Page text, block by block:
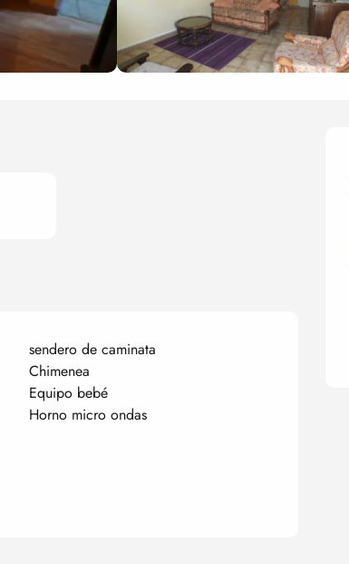
sendero de caminata
Chimenea
Equipo bebé
Horno micro ondas